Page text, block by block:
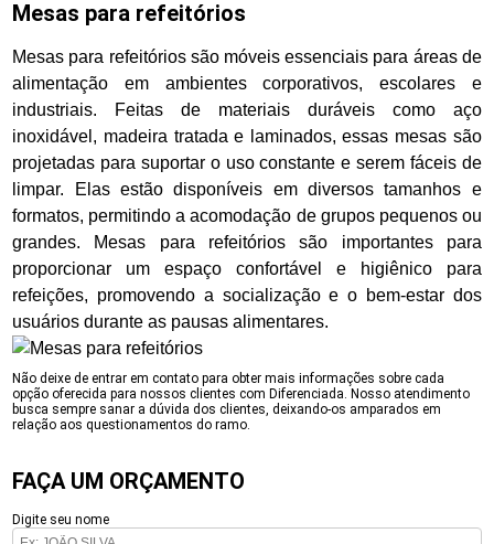
Mesas para refeitórios
Mesas para refeitórios são móveis essenciais para áreas de
alimentação em ambientes corporativos, escolares e
industriais. Feitas de materiais duráveis como aço
inoxidável, madeira tratada e laminados, essas mesas são
projetadas para suportar o uso constante e serem fáceis de
limpar. Elas estão disponíveis em diversos tamanhos e
formatos, permitindo a acomodação de grupos pequenos ou
grandes. Mesas para refeitórios são importantes para
proporcionar um espaço confortável e higiênico para
refeições, promovendo a socialização e o bem-estar dos
usuários durante as pausas alimentares.
Não deixe de entrar em contato para obter mais informações sobre cada
opção oferecida para nossos clientes com Diferenciada. Nosso atendimento
busca sempre sanar a dúvida dos clientes, deixando-os amparados em
relação aos questionamentos do ramo.
FAÇA UM ORÇAMENTO
Digite seu nome